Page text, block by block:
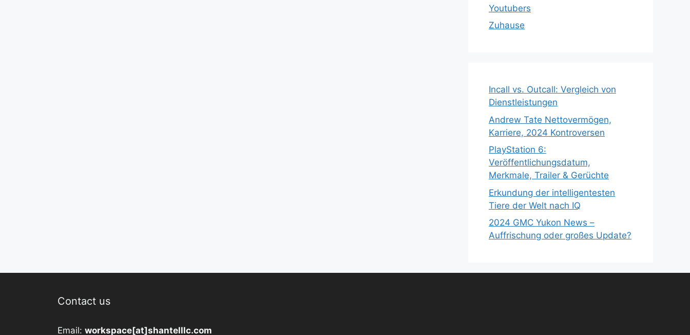
Youtubers
Zuhause
Incall vs. Outcall: Vergleich von
Dienstleistungen
Andrew Tate Nettovermögen,
Karriere, 2024 Kontroversen
PlayStation 6:
Veröffentlichungsdatum,
Merkmale, Trailer & Gerüchte
Erkundung der intelligentesten
Tiere der Welt nach IQ
2024 GMC Yukon News –
Auffrischung oder großes Update?
Contact us
Email: workspace[at]shantelllc.com